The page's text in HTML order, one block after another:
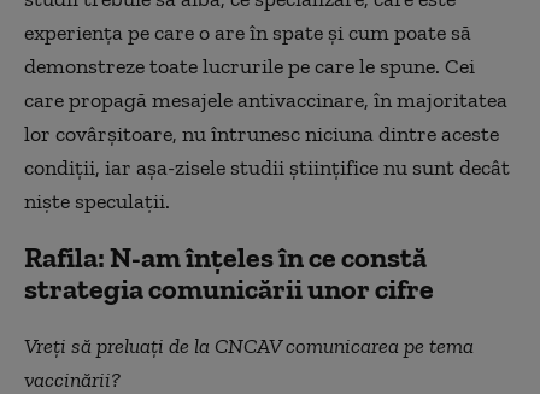
experiența pe care o are în spate și cum poate să
demonstreze toate lucrurile pe care le spune. Cei
care propagă mesajele antivaccinare, în majoritatea
lor covârșitoare, nu întrunesc niciuna dintre aceste
condiții, iar așa-zisele studii științifice nu sunt decât
niște speculații.
Rafila: N-am înțeles în ce constă
strategia comunicării unor cifre
Vreți să preluați de la CNCAV comunicarea pe tema
vaccinării?